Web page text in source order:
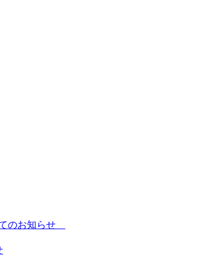
のお知らせ